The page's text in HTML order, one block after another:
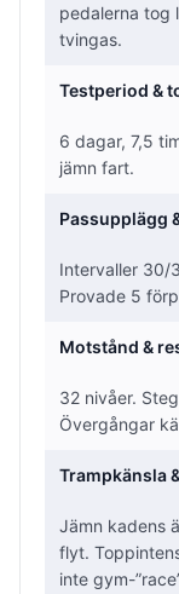
pedalerna tog
tvingas.
Testperiod &
6 dagar, 7,5
jämn fart.
Passupplägg
Intervaller 30/
Provade 5
Motstånd &
32 nivåer.
Övergångar
Trampkänsla
Jämn kadens
flyt.
inte gym-